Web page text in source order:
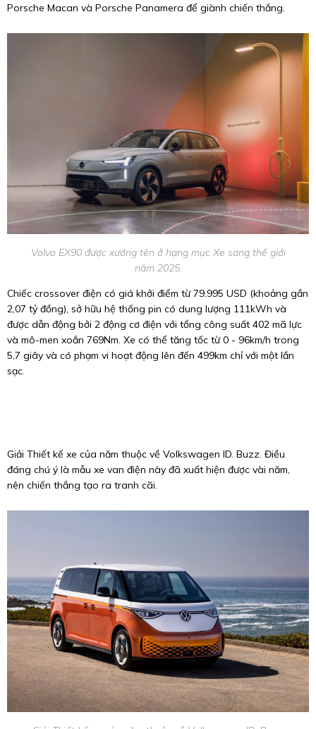
Porsche Macan và Porsche Panamera để giành chiến thắng.
Volvo EX90 được xướng tên ở hạng mục Xe sang thế giới
năm 2025.
Chiếc crossover điện có giá khởi điểm từ 79.995 USD (khoảng gần
2,07 tỷ đồng), sở hữu hệ thống pin có dung lượng 111kWh và
được dẫn động bởi 2 động cơ điện với tổng công suất 402 mã lực
và mô-men xoắn 769Nm. Xe có thể tăng tốc từ 0 - 96km/h trong
5,7 giây và có phạm vi hoạt động lên đến 499km chỉ với một lần
sạc.
Giải Thiết kế xe của năm thuộc về Volkswagen ID. Buzz. Điều
đáng chú ý là mẫu xe van điện này đã xuất hiện được vài năm,
nên chiến thắng tạo ra tranh cãi.